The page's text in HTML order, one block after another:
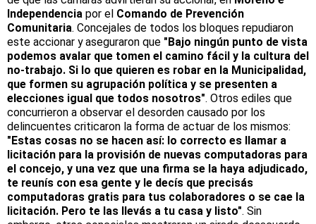
Independencia por el Comando de Prevención
Comunitaria. Concejales de todos los bloques repudiaron
este accionar y aseguraron que "Bajo ningún punto de vista
podemos avalar que tomen el camino fácil y la cultura del
no-trabajo. Si lo que quieren es robar en la Municipalidad,
que formen su agrupación política y se presenten a
elecciones igual que todos nosotros". Otros ediles que
concurrieron a observar el desorden causado por los
delincuentes criticaron la forma de actuar de los mismos:
"Estas cosas no se hacen así: lo correcto es llamar a
licitación para la provisión de nuevas computadoras para
el concejo, y una vez que una firma se la haya adjudicado,
te reunís con esa gente y le decís que precisás
computadoras gratis para tus colaboradores o se cae la
licitación. Pero te las llevás a tu casa y listo". Sin